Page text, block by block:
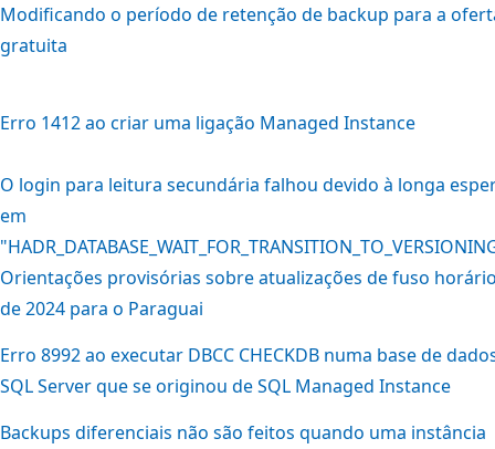
Modificando o período de retenção de backup para a
gratuita
Erro 1412 ao criar uma ligação Managed Instance
O login para leitura secundária falhou devido à longa
em
Orientações provisórias sobre atualizações de fuso
de 2024 para o Paraguai
Erro 8992 ao executar DBCC CHECKDB numa base de
SQL Server que se originou de SQL Managed Instance
Backups diferenciais não são feitos quando uma instância